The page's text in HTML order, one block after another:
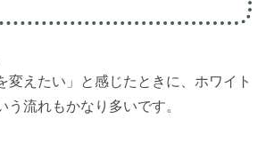
変えたい」と感じたときに、ホワイト
う流れもかなり多いです。